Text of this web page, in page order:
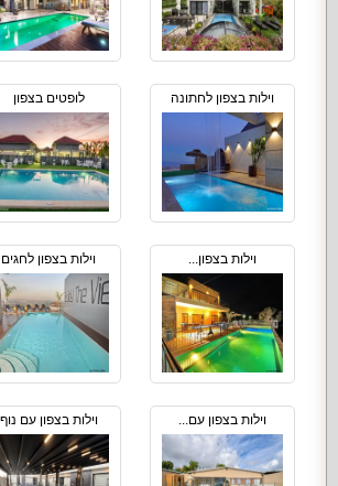
וילות בצפון לחתונה לופטים בצפון
וילות בצפון... וילות בצפון לחגים
וילות בצפון עם... וילות בצפון עם נוף